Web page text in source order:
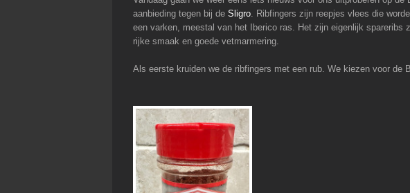
aanbieding tegen bij de Sligro. Ribfingers zijn reepjes vlees die
een varken, meestal van het Iberico ras. Het zijn eigenlijk spareribs
rijke smaak en goede vetmarmering.
Als eerste kruiden we de ribfingers met een rub. We kiezen voor de